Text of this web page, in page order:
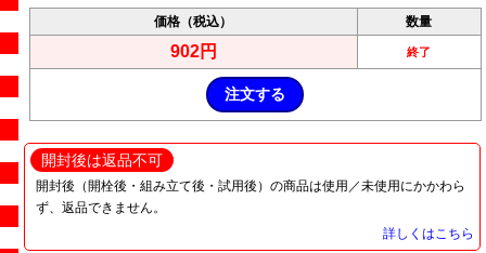
価格（税込） 数量
902円 終了
開封後は返品不可
開封後（開栓後・組み立て後・試用後）の商品は使用／未使用にかかわら
ず、返品できません。
詳しくはこちら